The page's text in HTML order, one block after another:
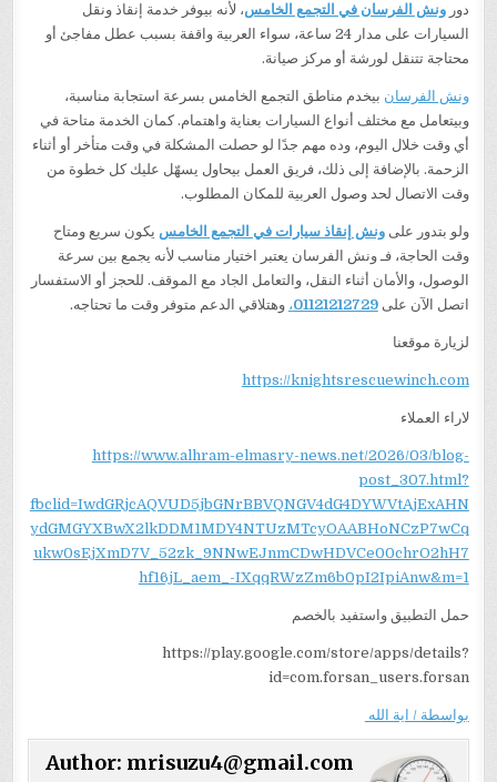
دورونش الفرسان في التجمع الخامس، لأنه بيوفر خدمة إنقاذ ونقل
السيارات على مدار 24 ساعة، سواء العربية واقفة بسبب عطل مفاجئ أو
محتاجة تتنقل لورشة أو مركز صيانة.
ونش الفرسان بيخدم مناطق التجمع الخامس بسرعة استجابة مناسبة،
وبيتعامل مع مختلف أنواع السيارات بعناية واهتمام. كمان الخدمة متاحة في
أي وقت خلال اليوم، وده مهم جدًا لو حصلت المشكلة في وقت متأخر أو أثناء
الزحمة. بالإضافة إلى ذلك، فريق العمل بيحاول يسهّل عليك كل خطوة من
وقت الاتصال لحد وصول العربية للمكان المطلوب.
ولو بتدور علىونش إنقاذ سيارات في التجمع الخامس يكون سريع ومتاح
وقت الحاجة، فـ ونش الفرسان يعتبر اختيار مناسب لأنه يجمع بين سرعة
الوصول، والأمان أثناء النقل، والتعامل الجاد مع الموقف. للحجز أو الاستفسار
اتصل الآن على01121212729، وهتلاقي الدعم متوفر وقت ما تحتاجه.
لزيارة موقعنا
https://knightsrescuewinch.com
لاراء العملاء
https://www.alhram-elmasry-news.net/2026/03/blog-
post_307.html?
fbclid=IwdGRjcAQVUD5jbGNrBBVQNGV4dG4DYWVtAjExAHN
ydGMGYXBwX2lkDDM1MDY4NTUzMTcyOAABHoNCzP7wCq
ukw0sEjXmD7V_52zk_9NNwEJnmCDwHDVCe00chrO2hH7
hf16jL_aem_-IXqqRWzZm6b0pI2IpiAnw&m=1
حمل التطبيق واستفيد بالخصم
https://play.google.com/store/apps/details?
id=com.forsan_users.forsan
بواسطة / اية الله
Author: mrisuzu4@gmail.com